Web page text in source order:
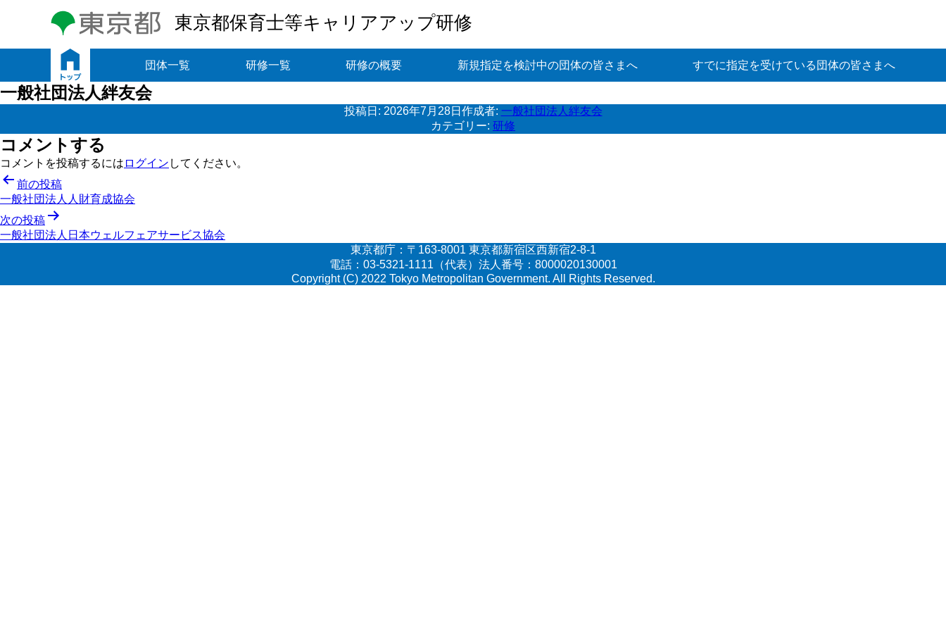
東京都保育士等キャリアアップ研修
団体一覧 研修一覧 研修の概要 新規指定を検討中の団体の皆さまへ すでに指定を受けている団体の皆さまへ
一般社団法人絆友会
投稿日: 2026年7月28日 作成者: 一般社団法人絆友会
カテゴリー: 研修
コメントする
コメントを投稿するには ログイン してください。
投
稿
ナ
ビ
前の投稿
一般社団法人人財育成協会
次の投稿
一般社団法人日本ウェルフェアサービス協会
東京都庁：〒163-8001 東京都新宿区西新宿2-8-1
電話：03-5321-1111（代表）法人番号：8000020130001
Copyright (C) 2022 Tokyo Metropolitan Government. All Rights Reserved.